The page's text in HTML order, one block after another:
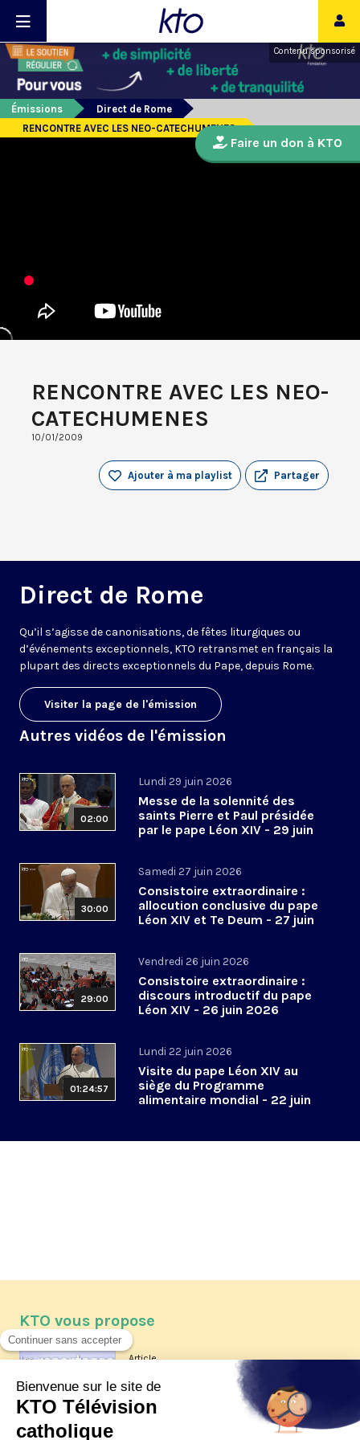
Contenu sponsorisé
Émissions
Direct de Rome
RENCONTRE AVEC LES NEO-CATECHUMENES
RENCONTRE AVEC LES NEO-
CATECHUMENES
10/01/2009
Partager
Ajouter à ma playlist
Direct de Rome
Qu’il s’agisse de canonisations, de fêtes liturgiques ou
d’événements exceptionnels, KTO retransmet en français la
plupart des directs exceptionnels du Pape, depuis Rome.
Visiter la page de l'émission
Autres vidéos de l'émission
02:00
Lundi 29 juin 2026
Messe de la solennité des
saints Pierre et Paul présidée
par le pape Léon XIV - 29 juin
30:00
Samedi 27 juin 2026
Consistoire extraordinaire :
allocution conclusive du pape
Léon XIV et Te Deum - 27 juin
29:00
Vendredi 26 juin 2026
Consistoire extraordinaire :
discours introductif du pape
Léon XIV - 26 juin 2026
01:24:57
Lundi 22 juin 2026
Visite du pape Léon XIV au
siège du Programme
alimentaire mondial - 22 juin
Faire un don à KTO
KTO vous propose
Article
Les reportages d'été 2026 de KTO